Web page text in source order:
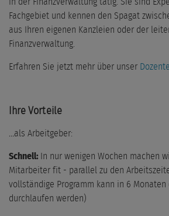
Fachgebiet und kennen den Spagat
aus Ihren eigenen Kanzleien oder der
Finanzverwaltung.
Erfahren Sie jetzt mehr über unser
Ihre Vorteile
…als Arbeitgeber:
Schnell: In nur wenigen Wochen machen
Mitarbeiter fit - parallel zu den
vollständige Programm kann in 6 Monaten
durchlaufen werden)